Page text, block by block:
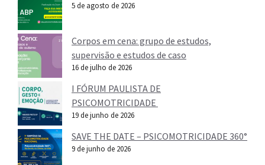
5 de agosto de 2026
Corpos em cena: grupo de estudos,
supervisão e estudos de caso
16 de julho de 2026
I FÓRUM PAULISTA DE
PSICOMOTRICIDADE
19 de junho de 2026
SAVE THE DATE – PSICOMOTRICIDADE 360°
9 de junho de 2026